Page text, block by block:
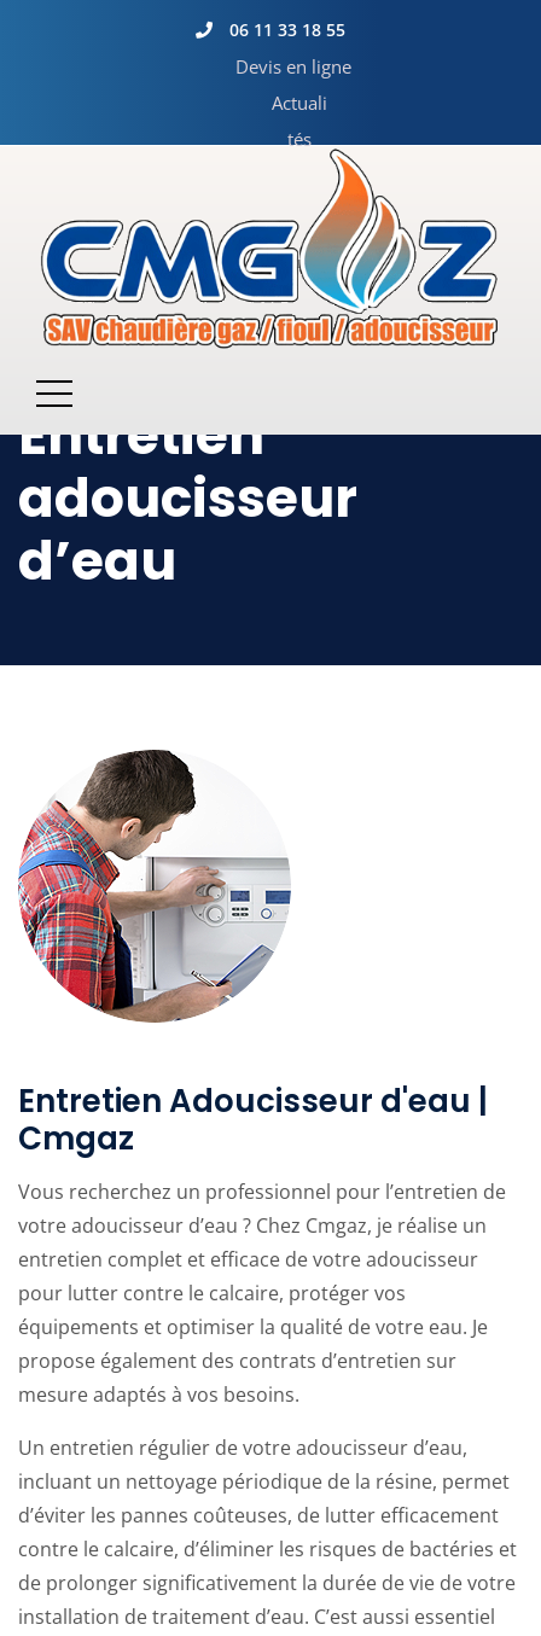
06 11 33 18 55
Devis en ligne
Actuali
tés
Entretien
adoucisseur
d’eau
Entretien Adoucisseur d'eau |
Cmgaz
Vous recherchez un professionnel pour l’entretien de
votre adoucisseur d’eau ? Chez Cmgaz, je réalise un
entretien complet et efficace de votre adoucisseur
pour lutter contre le calcaire, protéger vos
équipements et optimiser la qualité de votre eau. Je
propose également des contrats d’entretien sur
mesure adaptés à vos besoins.
Un entretien régulier de votre adoucisseur d’eau,
incluant un nettoyage périodique de la résine, permet
d’éviter les pannes coûteuses, de lutter efficacement
contre le calcaire, d’éliminer les risques de bactéries et
de prolonger significativement la durée de vie de votre
installation de traitement d’eau. C’est aussi essentiel